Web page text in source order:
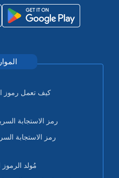
كيف تعمل رموز
رمز الاستجابة
رمز الاستجابة
مُولد